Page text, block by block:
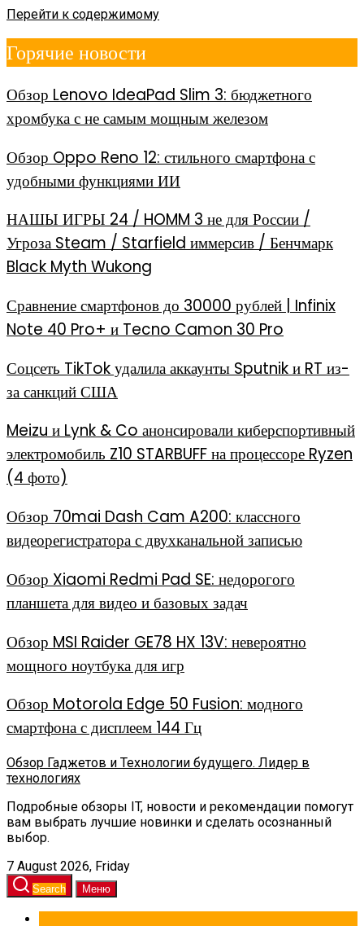
Перейти к содержимому
Горячие новости
Обзор Lenovo IdeaPad Slim 3: бюджетного
хромбука с не самым мощным железом
Обзор Oppo Reno 12: стильного смартфона с
удобными функциями ИИ
НАШЫ ИГРЫ 24 / HOMM 3 не для России /
Угроза Steam / Starfield иммерсив / Бенчмарк
Black Myth Wukong
Сравнение смартфонов до 30000 рублей | Infinix
Note 40 Pro+ и Tecno Camon 30 Pro
Соцсеть TikTok удалила аккаунты Sputnik и RT из-
за санкций США
Meizu и Lynk & Co анонсировали киберспортивный
электромобиль Z10 STARBUFF на процессоре Ryzen
(4 фото)
Обзор 70mai Dash Cam A200: классного
видеорегистратора с двухканальной записью
Обзор Xiaomi Redmi Pad SE: недорогого
планшета для видео и базовых задач
Обзор MSI Raider GE78 HX 13V: невероятно
мощного ноутбука для игр
Обзор Motorola Edge 50 Fusion: модного
смартфона с дисплеем 144 Гц
Обзор Гаджетов и Технологии будущего. Лидер в
технологиях
Подробные обзоры IT, новости и рекомендации помогут
вам выбрать лучшие новинки и сделать осознанный
выбор.
7 August 2026, Friday
Search Меню